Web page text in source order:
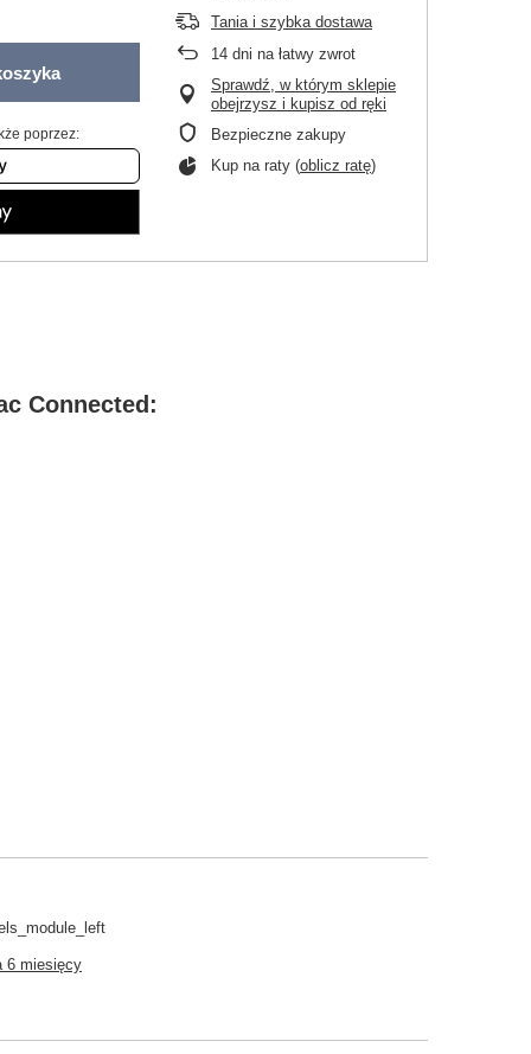
poprzez:
Tania i szybka dostawa
14 dni na łatwy zwrot
Sprawdź, w którym sklepie
obejrzysz i kupisz od ręki
Bezpieczne zakupy
Kup na raty (oblicz ratę)
Connected:
6 miesięcy